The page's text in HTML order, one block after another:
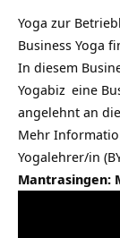
Yoga zur
Business Yoga
In diesem
Yogabiz eine
angelehnt an die
Mehr
Yogalehrer/in
Mantrasingen: